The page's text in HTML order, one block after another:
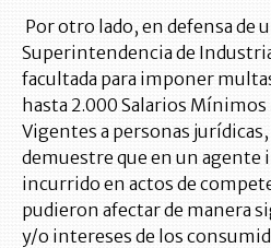
Por otro lado, en defensa de
Superintendencia de
facultada para imponer
hasta 2.000 Salarios Mínimos
Vigentes a personas jurídicas,
demuestre que en un agente
incurrido en actos de
pudieron afectar de manera
y/o intereses de los